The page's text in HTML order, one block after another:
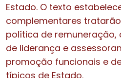
Estado. O texto
complementares
política de
de liderança e
promoção funcionais e
típicos de Estado.